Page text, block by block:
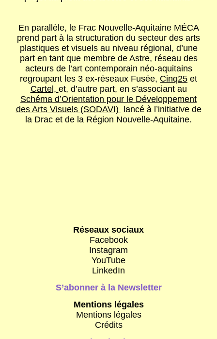
En parallèle, le Frac Nouvelle-Aquitaine MÉCA
prend part à la structuration du secteur des arts
plastiques et visuels au niveau régional, d’une
part en tant que membre de Astre, réseau des
acteurs de l’art contemporain néo-aquitains
regroupant les 3 ex-réseaux Fusée, Cinq25 et
Cartel, et, d’autre part, en s’associant au
Schéma d’Orientation pour le Développement
des Arts Visuels (SODAVI) lancé à l’initiative de
la Drac et de la Région Nouvelle-Aquitaine.
Réseaux sociaux
Facebook
Instagram
YouTube
LinkedIn
S’abonner à la Newsletter
Mentions légales
Mentions légales
Crédits